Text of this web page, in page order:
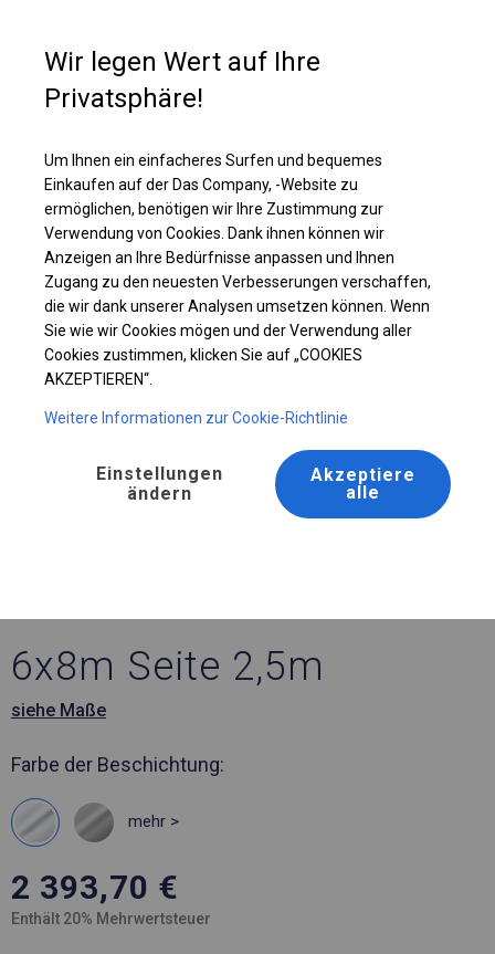
Ganzjährig geöffnete Zelthalle | 6x8 m
6x8m Seite 2,5m
siehe Maße
Farbe der Beschichtung:
mehr >
2 393,70 €
Enthält 20% Mehrwertsteuer
Wir legen Wert auf Ihre
Privatsphäre!
Um Ihnen ein einfacheres Surfen und bequemes
Einkaufen auf der Das Company, -Website zu
ermöglichen, benötigen wir Ihre Zustimmung zur
Verwendung von Cookies. Dank ihnen können wir
Anzeigen an Ihre Bedürfnisse anpassen und Ihnen
Zugang zu den neuesten Verbesserungen verschaffen,
die wir dank unserer Analysen umsetzen können. Wenn
Sie wie wir Cookies mögen und der Verwendung aller
Cookies zustimmen, klicken Sie auf „COOKIES
AKZEPTIEREN“.
Weitere Informationen zur Cookie-Richtlinie
Einstellungen
ändern
Akzeptiere
alle